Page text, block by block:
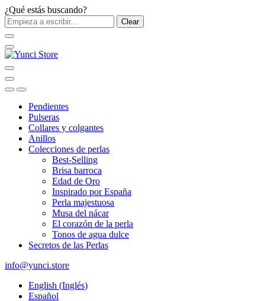
¿Qué estás buscando?
Clear
Pendientes
Pulseras
Collares y colgantes
Anillos
Colecciones de perlas
Best-Selling
Brisa barroca
Edad de Oro
Inspirado por España
Perla majestuosa
Musa del nácar
El corazón de la perla
Tonos de agua dulce
Secretos de las Perlas
info@yunci.store
English (Inglés)
Español